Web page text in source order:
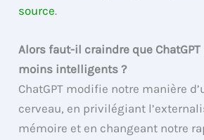
source.
Alors faut-il craindre que
moins intelligents ?
ChatGPT modifie notre manière
cerveau, en privilégiant
mémoire et en changeant notre